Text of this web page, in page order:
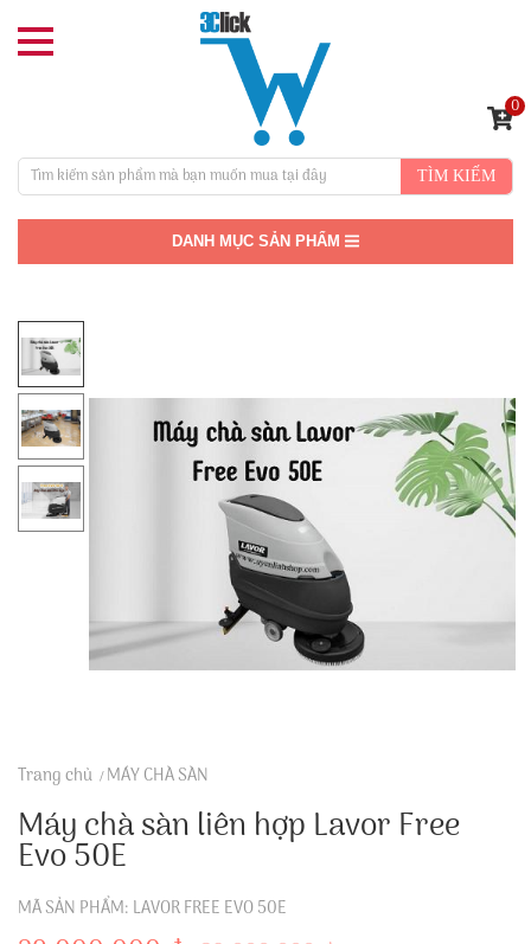
TÌM KIẾM
0
DANH MỤC SẢN PHẨM
Trang chủ MÁY CHÀ SÀN
Máy chà sàn liên hợp Lavor Free
Evo 50E
MÃ SẢN PHẨM: LAVOR FREE EVO 50E